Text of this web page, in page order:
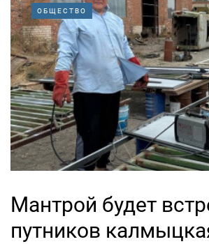
ОБЩЕСТВО
Мантрой будет
путников